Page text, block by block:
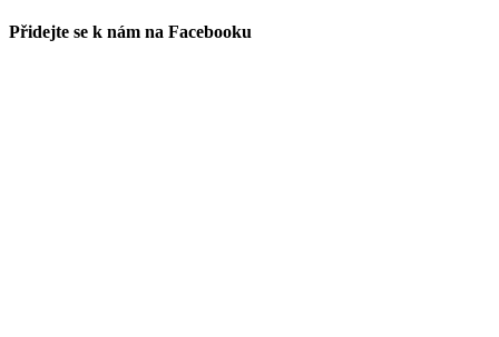
Přidejte se k nám na Facebooku